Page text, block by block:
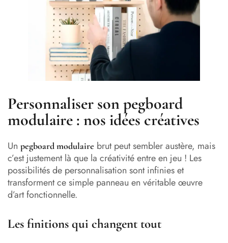
Personnaliser son pegboard
modulaire : nos idées créatives
Un pegboard modulaire brut peut sembler austère, mais
c’est justement là que la créativité entre en jeu ! Les
possibilités de personnalisation sont infinies et
transforment ce simple panneau en véritable œuvre
d’art fonctionnelle.
Les finitions qui changent tout